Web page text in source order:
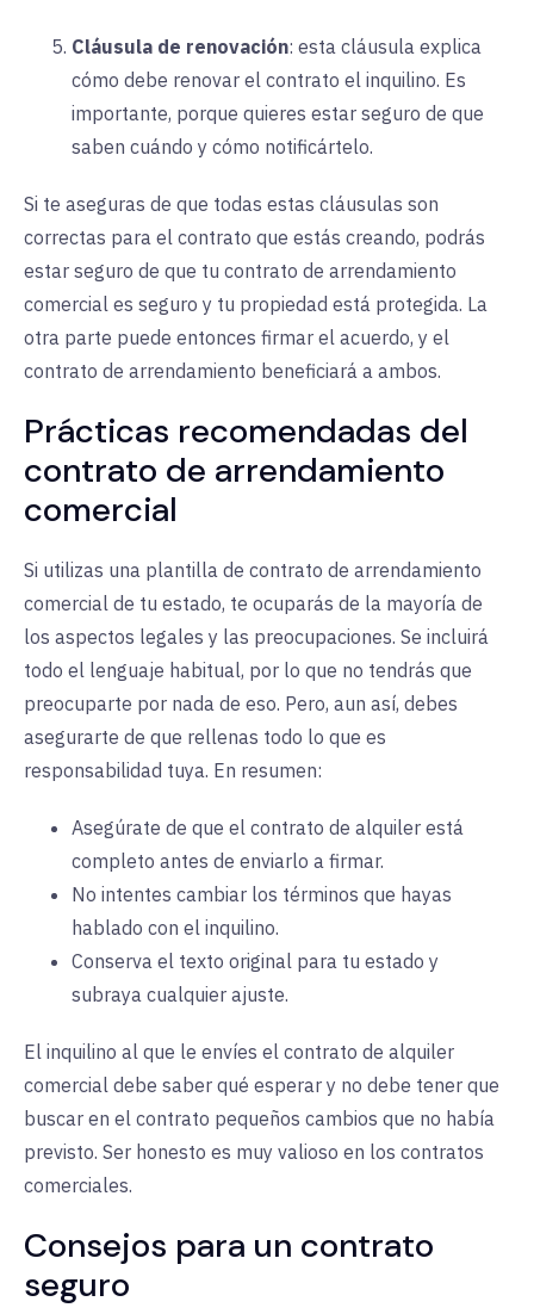
Cláusula de renovación: esta cláusula explica
cómo debe renovar el contrato el inquilino. Es
importante, porque quieres estar seguro de que
saben cuándo y cómo notificártelo.
Si te aseguras de que todas estas cláusulas son
correctas para el contrato que estás creando, podrás
estar seguro de que tu contrato de arrendamiento
comercial es seguro y tu propiedad está protegida. La
otra parte puede entonces firmar el acuerdo, y el
contrato de arrendamiento beneficiará a ambos.
Prácticas recomendadas del
contrato de arrendamiento
comercial
Si utilizas una plantilla de contrato de arrendamiento
comercial de tu estado, te ocuparás de la mayoría de
los aspectos legales y las preocupaciones. Se incluirá
todo el lenguaje habitual, por lo que no tendrás que
preocuparte por nada de eso. Pero, aun así, debes
asegurarte de que rellenas todo lo que es
responsabilidad tuya. En resumen:
Asegúrate de que el contrato de alquiler está
completo antes de enviarlo a firmar.
No intentes cambiar los términos que hayas
hablado con el inquilino.
Conserva el texto original para tu estado y
subraya cualquier ajuste.
El inquilino al que le envíes el contrato de alquiler
comercial debe saber qué esperar y no debe tener que
buscar en el contrato pequeños cambios que no había
previsto. Ser honesto es muy valioso en los contratos
comerciales.
Consejos para un contrato
seguro